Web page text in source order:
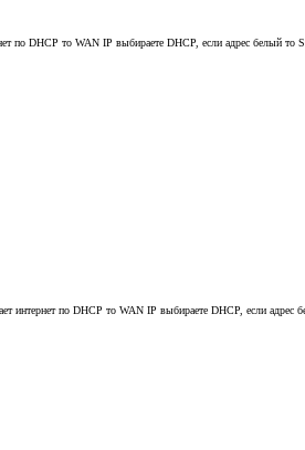
по DHCP то WAN IP выбираете DHCP, если адрес белый то
интернет по DHCP то WAN IP выбираете DHCP, если адрес